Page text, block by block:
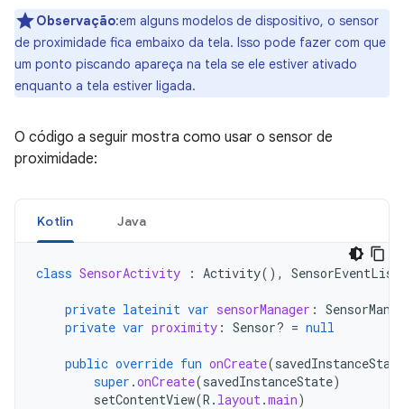
Observação:em alguns modelos de dispositivo, o sensor
de proximidade fica embaixo da tela. Isso pode fazer com que
um ponto piscando apareça na tela se ele estiver ativado
enquanto a tela estiver ligada.
O código a seguir mostra como usar o sensor de
proximidade:
Kotlin Java
class SensorActivity : Activity(),
private lateinit var sensorManager :
private var proximity : Sensor? = null
public override fun onCreate(savedInstanceState
super .onCreate(savedInstanceState)
setContentView(R . layout.main)